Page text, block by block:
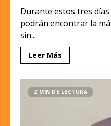
Durante estos tres
podrán encontrar la
sin...
Leer Más
2 MIN DE LECTURA